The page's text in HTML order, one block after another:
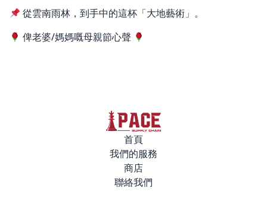
從雲南雨林，到手中的這杯「大地藝術」。
俾老婆/媽媽嘅母親節心聲
首頁
我們的服務
商店
聯絡我們